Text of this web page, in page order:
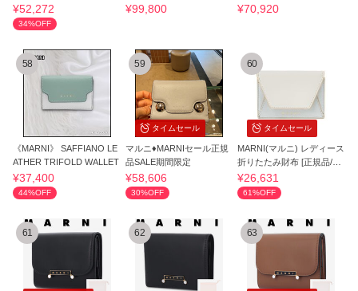
Q14U07 LV520
¥52,272
34%OFF
財布
¥99,800 ¥70,920
58
《MARNI》 SAFFIANO LE
ATHER TRIFOLD WALLET
¥37,400
44%OFF
タイムセール
59
マルニ♦MARNIセール正規
品SALE期間限定
¥58,606
30%OFF
タイムセール
60
MARNI(マルニ) レディース
折りたたみ財布 [正規品/関
税込]
¥26,631
61%OFF
61 62 63